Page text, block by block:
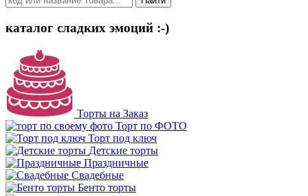
каталог сладких эмоций :-)
Торты на Заказ
Торт по ФОТО
Торт под ключ
Детские торты
Праздничные
Свадебные
Бенто торты